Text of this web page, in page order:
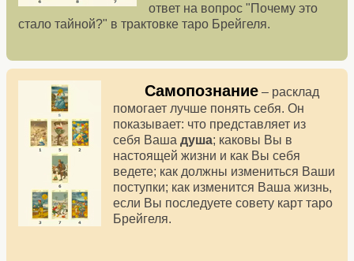
ответ на вопрос "Почему это
стало тайной?" в трактовке таро Брейгеля.
Самопознание – расклад
помогает лучше понять себя. Он
показывает: что представляет из
себя Ваша душа; каковы Вы в
настоящей жизни и как Вы себя
ведете; как должны измениться Ваши
поступки; как изменится Ваша жизнь,
если Вы последуете совету карт таро
Брейгеля.